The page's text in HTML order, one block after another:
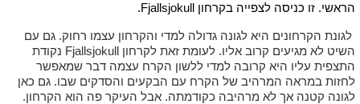
הראשי. זו כניסה לצפייה בקרחון Fjallsjokull.
לגונת הקרחונים היא לגונה גדולה למדי והקרחון עצמו רחוק. גם עם
השיט לא מגיעים קרוב אליו. לעומת זאת לקרחון Fjallsjokull נקודת
התצפית עליו היא קרובה למדי ללשון הקרח עצמה דבר שמאפשר
לחזות במראה המרהיב של הקרח עם הבקעים והסדקים שבו. גם כאן
לגונה קטנה אך לא מרהיבה כקודמתה. אבל העיקר פה הוא הקרחון.